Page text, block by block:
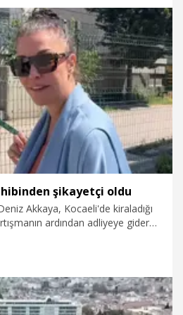
Akkaya'yı yardım
sürdü.
şikayetçi oldu
Akkaya, Kocaeli'de kiraladığı
ardından adliyeye giderek